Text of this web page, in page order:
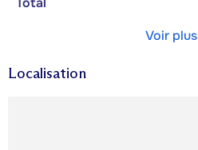
Voir plus
Localisation